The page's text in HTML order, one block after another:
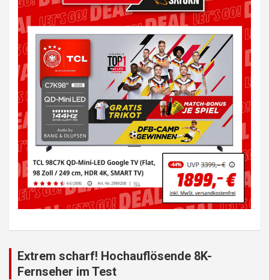
Extrem scharf! Hochauflösende 8K-
Fernseher im Test